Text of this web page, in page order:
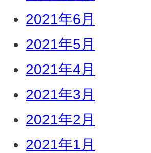
2021年6月
2021年5月
2021年4月
2021年3月
2021年2月
2021年1月